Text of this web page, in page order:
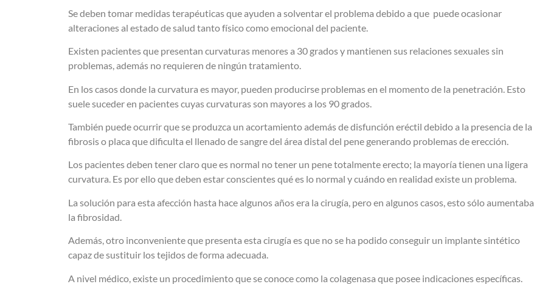
Se deben tomar medidas terapéuticas que ayuden a solventar el problema debido a que puede ocasionar
alteraciones al estado de salud tanto físico como emocional del paciente.
Existen pacientes que presentan curvaturas menores a 30 grados y mantienen sus relaciones sexuales sin
problemas, además no requieren de ningún tratamiento.
En los casos donde la curvatura es mayor, pueden producirse problemas en el momento de la penetración. Esto
suele suceder en pacientes cuyas curvaturas son mayores a los 90 grados.
También puede ocurrir que se produzca un acortamiento además de disfunción eréctil debido a la presencia de la
fibrosis o placa que dificulta el llenado de sangre del área distal del pene generando problemas de erección.
Los pacientes deben tener claro que es normal no tener un pene totalmente erecto; la mayoría tienen una ligera
curvatura. Es por ello que deben estar conscientes qué es lo normal y cuándo en realidad existe un problema.
La solución para esta afección hasta hace algunos años era la cirugía, pero en algunos casos, esto sólo aumentaba
la fibrosidad.
Además, otro inconveniente que presenta esta cirugía es que no se ha podido conseguir un implante sintético
capaz de sustituir los tejidos de forma adecuada.
A nivel médico, existe un procedimiento que se conoce como la colagenasa que posee indicaciones específicas.